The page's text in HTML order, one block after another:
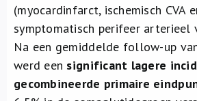
(myocardinfarct, ischemisch CVA
symptomatisch perifeer arterieel
Na een gemiddelde follow-up
werd een significant lagere
gecombineerde primaire